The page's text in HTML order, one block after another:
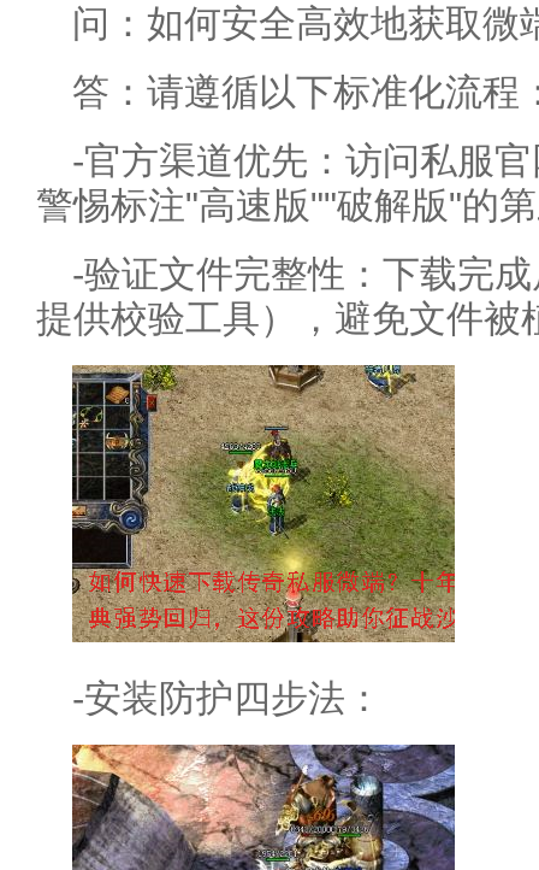
问：如何安全高效地获取微
答：请遵循以下标准化流程
-官方渠道优先：访问私服
警惕标注"高速版""破解版"的
-验证文件完整性：下载完
提供校验工具），避免文件被
-安装防护四步法：